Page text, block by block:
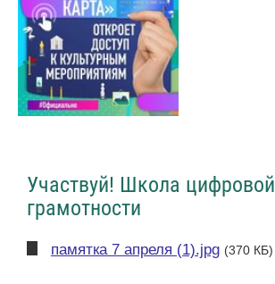
Участвуй! Школа цифровой
грамотности
памятка 7 апреля (1).jpg (370 КБ)